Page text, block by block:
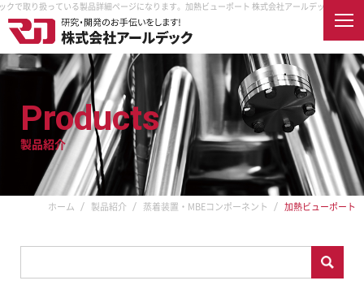
で取り扱っている製品詳細ページになります。 加熱ビューポート 株式会社アールデックで取り
English
ホーム 会社案内
企業情報
企業理念
取扱メーカー
アクセス
製品紹介
Products
製品紹介
ホーム 製品紹介 蒸着装置・MBEコンポーネント 加熱ビューポート